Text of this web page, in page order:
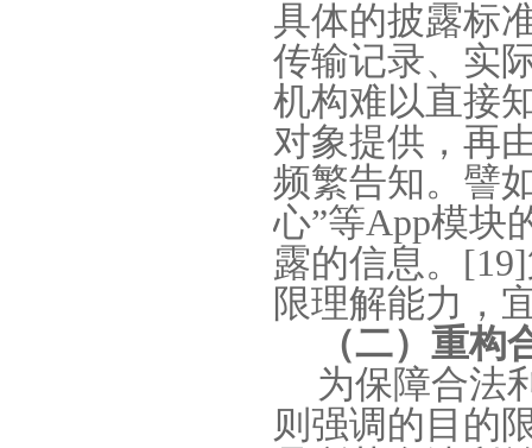
具体的披露标
传输记录、实
机构难以直接
对象提供，再
频繁告知。譬
心”等App模块
露的信息。 [19]
限理解能力，
（二）重
为保障合法
则强调的目的